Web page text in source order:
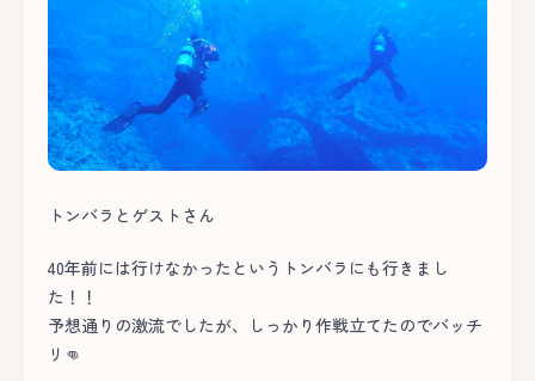
トンバラとゲストさん
40年前には行けなかったというトンバラにも行きまし
た！！
予想通りの激流でしたが、しっかり作戦立てたのでバッチ
リ👊